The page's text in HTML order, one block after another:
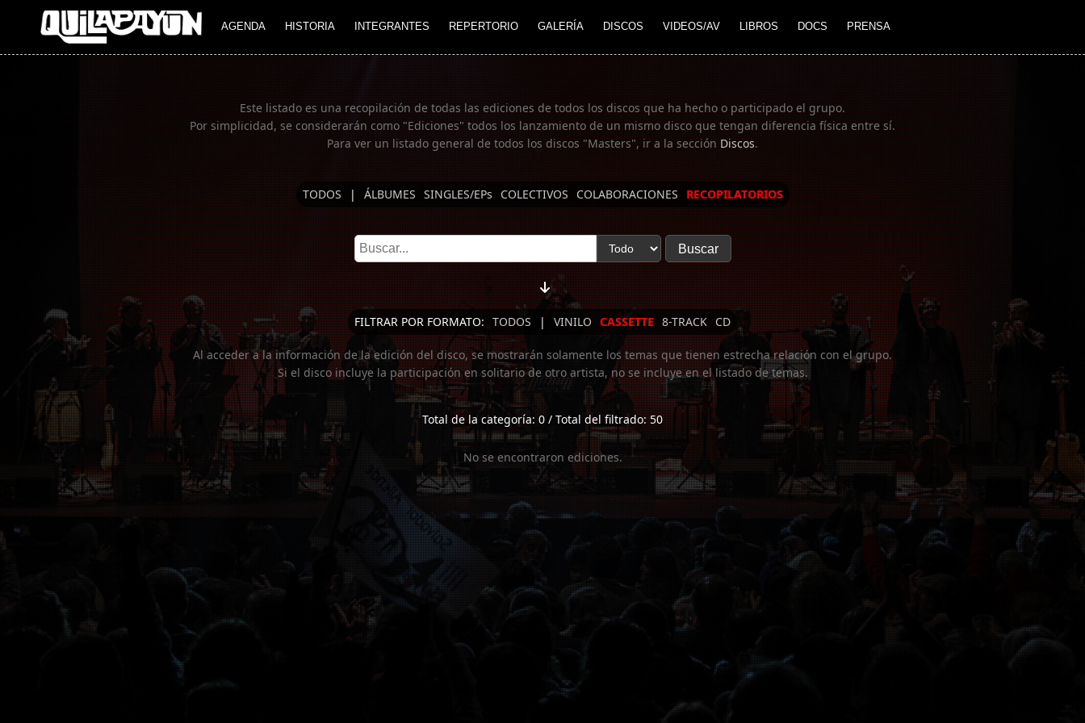
AGENDA HISTORIA INTEGRANTES REPERTORIO GALERÍA DISCOS VIDEOS/AV LIBROS DOCS PRENSA
Imagen 01
Este listado es una recopilación de todas las ediciones de todos los discos que ha hecho o participado el grupo.
Por simplicidad, se considerarán como "Ediciones" todos los lanzamiento de un mismo disco que tengan diferencia física entre sí.
Para ver un listado general de todos los discos "Masters", ir a la secciónDiscos.
TODOS | ÁLBUMES SINGLES/EPs COLECTIVOS COLABORACIONES RECOPILATORIOS
FILTRAR POR FORMATO: TODOS | VINILO CASSETTE 8-TRACK CD
Al acceder a la información de la edición del disco, se mostrarán solamente los temas que tienen estrecha relación con el grupo.
Si el disco incluye la participación en solitario de otro artista, no se incluye en el listado de temas.
Total de la categoría: 0 / Total del filtrado: 50
No se encontraron ediciones.